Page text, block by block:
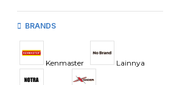
BRANDS
Kenmaster Lainnya